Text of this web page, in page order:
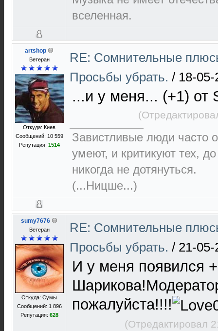
вселенная.
artshop
Ветеран
Откуда: Киев
Сообщений: 10 559
Репутация: 1514
RE: Сомнительные
Просьбы убрать. / 18-
...и у меня... (+1) от
Завистливые люди часто
умеют, и критикуют тех,
никогда не дотянуться.
(...Ницше...)
sumy7676
Ветеран
Откуда: Сумы
Сообщений: 1 896
Репутация: 628
RE: Сомнительные
Просьбы убрать. / 21-05-
И у меня появился
пожалуйста!!!!
(Отредактировал